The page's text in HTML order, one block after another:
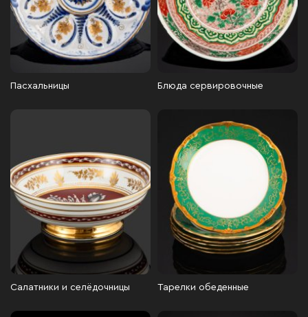
Пасхальницы Блюда сервировочные
Салатники и селёдочницы Тарелки обеденные